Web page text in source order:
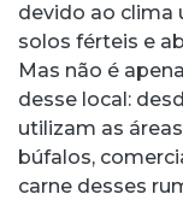
devido ao clima
solos férteis e
Mas não é
desse local:
utilizam as
búfalos,
carne desses